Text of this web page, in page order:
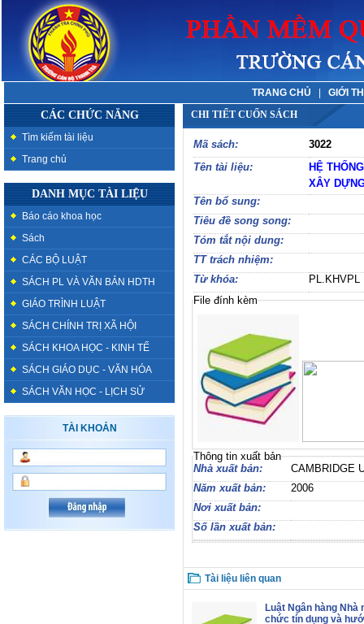
TRANG CHỦ GIỚI
CÁC CHỨC NĂNG
Tìm kiếm tài liệu
Trang chủ
DANH MỤC TÀI LIỆU
Báo cáo khoa học
Sách
CÁC BỘ LUẬT
SÁCH PL VÀ VĂN BẢN HDTH
GIÁO TRÌNH LUẬT
SÁCH CHÍNH TRỊ XÃ HỘI
SÁCH KHOA HỌC - KINH TẾ
SÁCH GIÁO DỤC - VĂN HÓA
SÁCH VĂN HỌC - LỊCH SỬ
TÀI KHOẢN
CHI TIẾT CUỐN SÁCH
Mã sách:
3022
Tên tài liệu:
HỆ
XÂY
Tên bổ sung:
Tiêu đề song song:
Tóm tắt nội dung:
TT trách nhiệm:
Từ khóa:
PL.KHVPL
File đính kèm
Thông tin xuất bản
Nhà xuất bản:
CAMBRIDGE
Năm xuất bản:
2006
Nơi xuất bản:
Số lần xuất bản:
Tài liệu liên quan
Luật Ngân hàng
chức tín dụng và